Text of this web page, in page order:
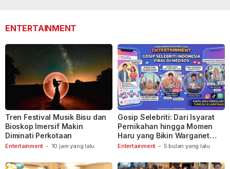
ENTERTAINMENT
Entertainment - 10 jam yang lalu
Tren Festival Musik Bisu dan
Bioskop Imersif Makin
Diminati Perkotaan
Entertainment - 5 bulan yang lalu
Gosip Selebriti: Dari Isyarat
Pernikahan hingga Momen
Haru yang Bikin Warganet
Berspekulasi